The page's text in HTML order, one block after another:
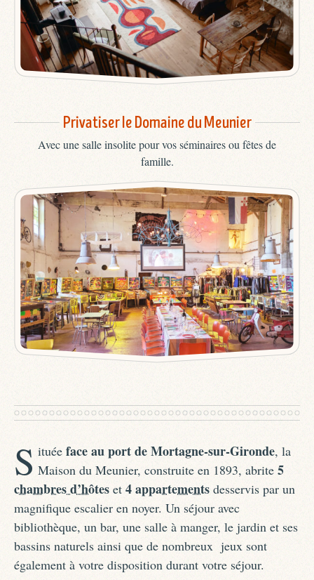
Privatiser le Domaine du Meunier
Avec une salle insolite pour vos séminaires ou fêtes de
famille.
S ituée face au port de Mortagne-sur-Gironde, la
Maison du Meunier, construite en 1893, abrite 5
chambres d’hôtes et 4appartements desservis par un
magnifique escalier en noyer. Un séjour avec
bibliothèque, un bar, une salle à manger, le jardin et ses
bassins naturels ainsi que de nombreux jeux sont
également à votre disposition durant votre séjour.